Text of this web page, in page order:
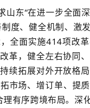
东“在进一步全面
度、健全机制、激
全面实施414项改
革，健全左右协同
续拓展对外开放格
市场、增订单、提
有序跨境布局。深